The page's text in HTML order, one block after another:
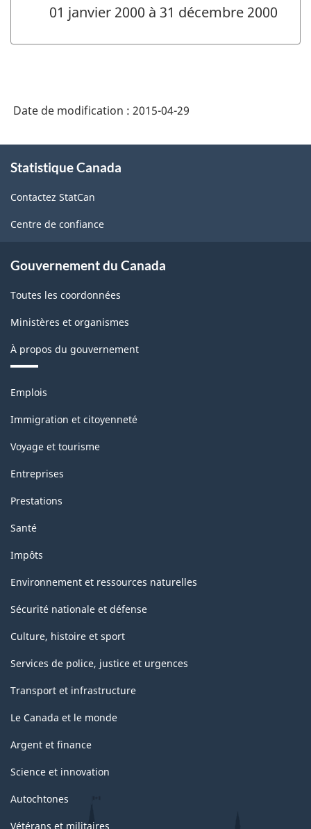
01 janvier 2000 à 31 décembre 2000
Date de modification : 2015-04-29
propos
ce
site
Statistique Canada
Contactez StatCan
Centre de confiance
Gouvernement du Canada
Toutes les coordonnées
Ministères et organismes
À propos du gouvernement
Thèmes
sujets
Emplois
Immigration et citoyenneté
Voyage et tourisme
Entreprises
Prestations
Santé
Impôts
Environnement et ressources naturelles
Sécurité nationale et défense
Culture, histoire et sport
Services de police, justice et urgences
Transport et infrastructure
Le Canada et le monde
Argent et finance
Science et innovation
Autochtones
Vétérans et militaires